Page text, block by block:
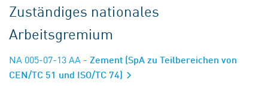
Zuständiges nationales
Arbeitsgremium
NA 005-07-13 AA - Zement (SpA zu Teilbereichen von
CEN/TC 51 und ISO/TC 74)